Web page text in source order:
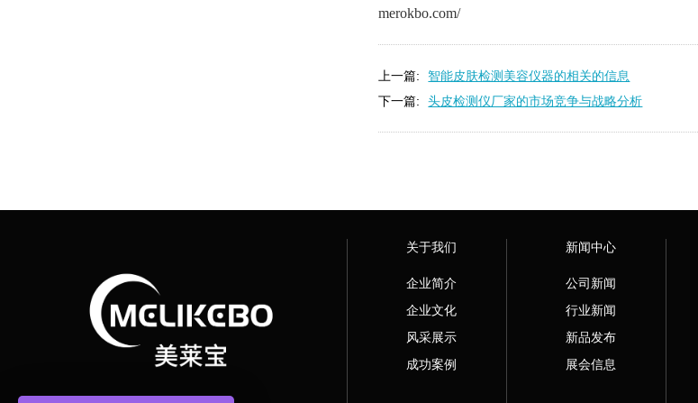
merokbo.com/
上一篇:
智能皮肤检测美容仪器的相关的信息
下一篇:
头皮检测仪厂家的市场竞争与战略分析
关于我们
企业简介
企业文化
风采展示
成功案例
新闻中心
公司新闻
行业新闻
新品发布
展会信息